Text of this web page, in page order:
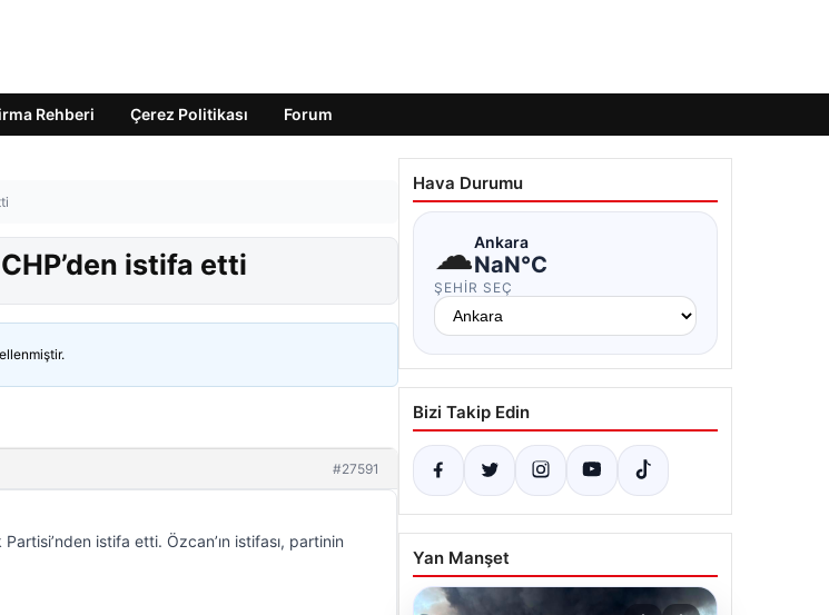
Rehberi Çerez Politikası Forum
istifa etti
#27591
istifa etti. Özcan’ın istifası, partinin
Hava Durumu
☁Ankara
NaN°C
ŞEHIR SEÇ
Bizi Takip Edin
Yan Manşet